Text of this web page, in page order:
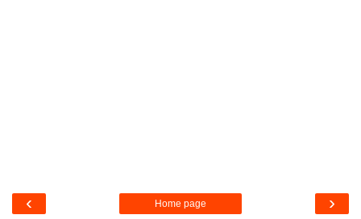
‹ ›
Home page